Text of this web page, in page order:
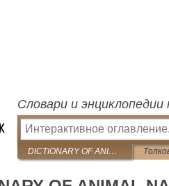
Словари и энциклопедии
DICTIONARY OF ANIMAL NAMES IN FIVE LANGUAGES